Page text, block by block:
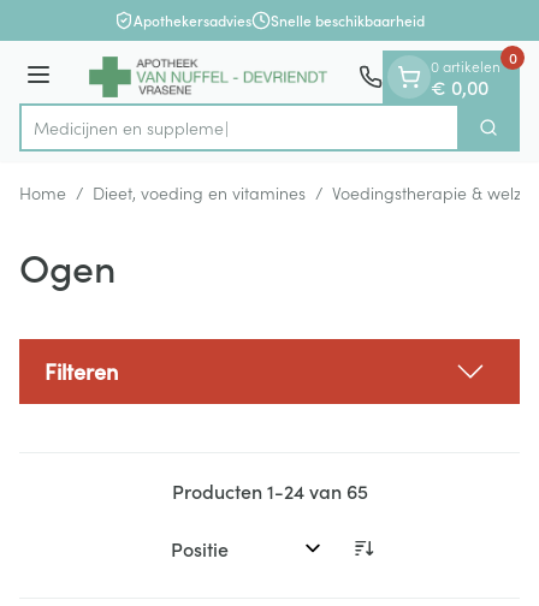
Ga naar de inhoudApothekersadvies Snelle beschikbaarheid
Menu
Product, merk, categorie...
Me Zoek
0 artikelen
€ 0,00
0
Home / Dieet, voeding en vitamines / Voedingstherapie & welzijn
Ogen
Filteren
Producten1-24van 65
Sorteer op: